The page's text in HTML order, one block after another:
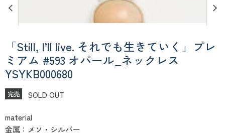
「Still, I’ll live. それでも生きていく」プレ
ミアム #593 オパール_ネックレス
YSYKB000680
完売 SOLD OUT
material
金属：メソ・シルバー